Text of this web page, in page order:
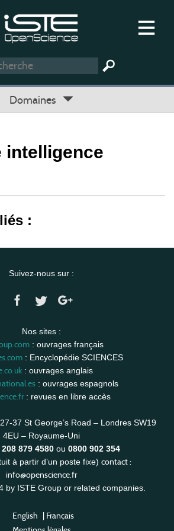
Domaines
intelligence
:
Suivez-nous sur :
Nos sites :
: ouvrages français
: Encyclopédie SCIENCES
: ouvrages anglais
: ouvrages espagnols
: revues en libre accès
37 St George’s Road – Londres SW19
4EU – Royaume-Uni
879 4580 ou 0800 902 354
à partir d’un poste fixe) contact :
info@openscience.fr
by ISTE Group or related companies.
English | Français